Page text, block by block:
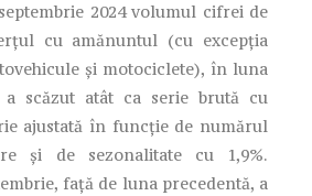
2024 volumul cifrei de
cu amănuntul (cu excepţia
şi motociclete), în luna
a scăzut atât ca serie brută cu
ajustată în funcţie de numărul
şi de sezonalitate cu 1,9%.
față de luna precedentă, a